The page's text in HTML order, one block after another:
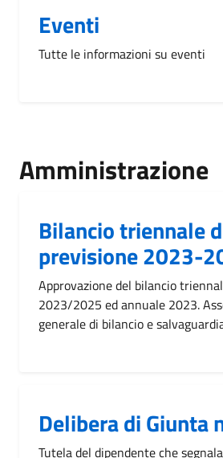
Eventi
Tutte le informazioni su eventi
Amministrazione
Bilancio triennale
previsione 2023-
Approvazione del bilancio
2023/2025 ed annuale 2023.
generale di bilancio e
Delibera di Giunta
Tutela del dipendente che